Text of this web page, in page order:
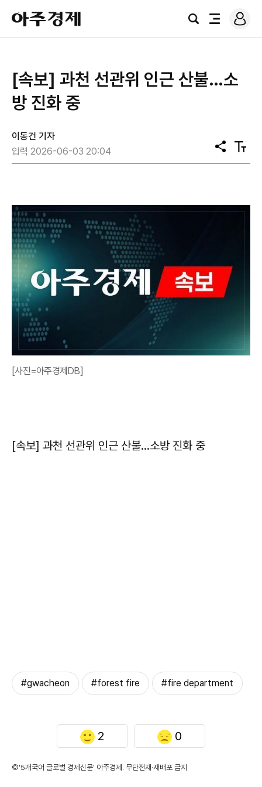
아
주
경
검
전
로
그
[속보] 과천 선관위 인근 산불…소
방 진화 중
이동건 기자
입력 2026-06-03 20:04
공
유
텍
스
[사진=아주경제DB]
[속보] 과천 선관위 인근 산불…소방 진화 중
#gwacheon #forest fire #fire department
2 0
©'5개국어 글로벌 경제신문' 아주경제. 무단전재·재배포 금지